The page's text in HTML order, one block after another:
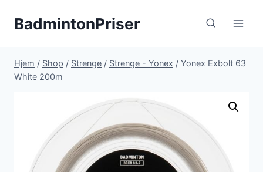
BadmintonPriser
Hjem / Shop / Strenge / Strenge - Yonex / Yonex Exbolt 63
White 200m